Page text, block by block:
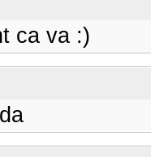
ca va :)